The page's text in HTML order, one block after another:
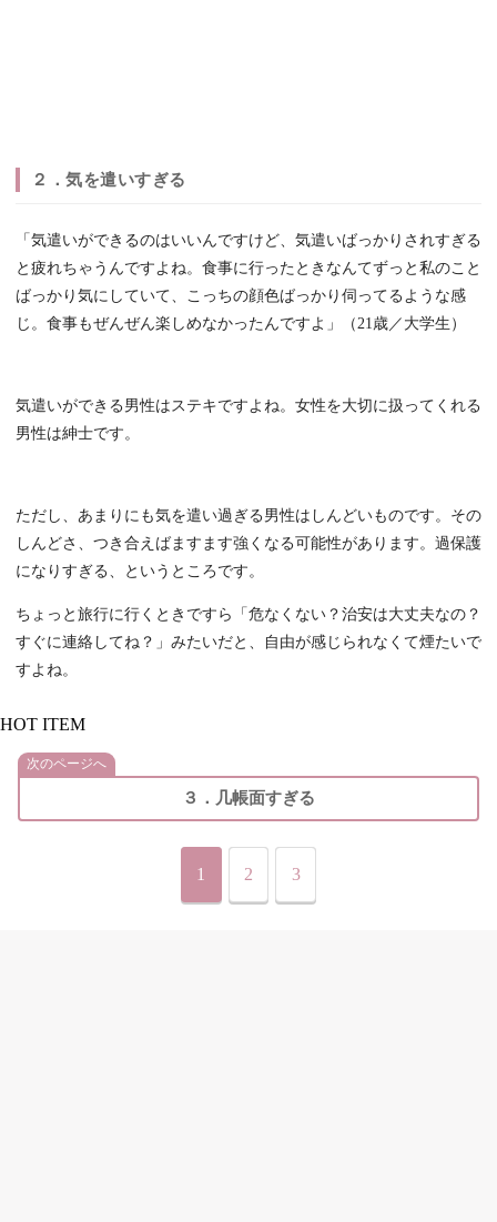
２．気を遣いすぎる
「気遣いができるのはいいんですけど、気遣いばっかりされすぎる
と疲れちゃうんですよね。食事に行ったときなんてずっと私のこと
ばっかり気にしていて、こっちの顔色ばっかり伺ってるような感
じ。食事もぜんぜん楽しめなかったんですよ」（21歳／大学生）
気遣いができる男性はステキですよね。女性を大切に扱ってくれる
男性は紳士です。
ただし、あまりにも気を遣い過ぎる男性はしんどいものです。その
しんどさ、つき合えばますます強くなる可能性があります。過保護
になりすぎる、というところです。
ちょっと旅行に行くときですら「危なくない？治安は大丈夫なの？
すぐに連絡してね？」みたいだと、自由が感じられなくて煙たいで
すよね。
HOT ITEM
次のページへ
３．几帳面すぎる
1 2 3